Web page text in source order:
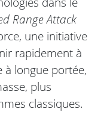
Range Attack
une initiative
rapidement à
à longue portée,
plus
classiques.